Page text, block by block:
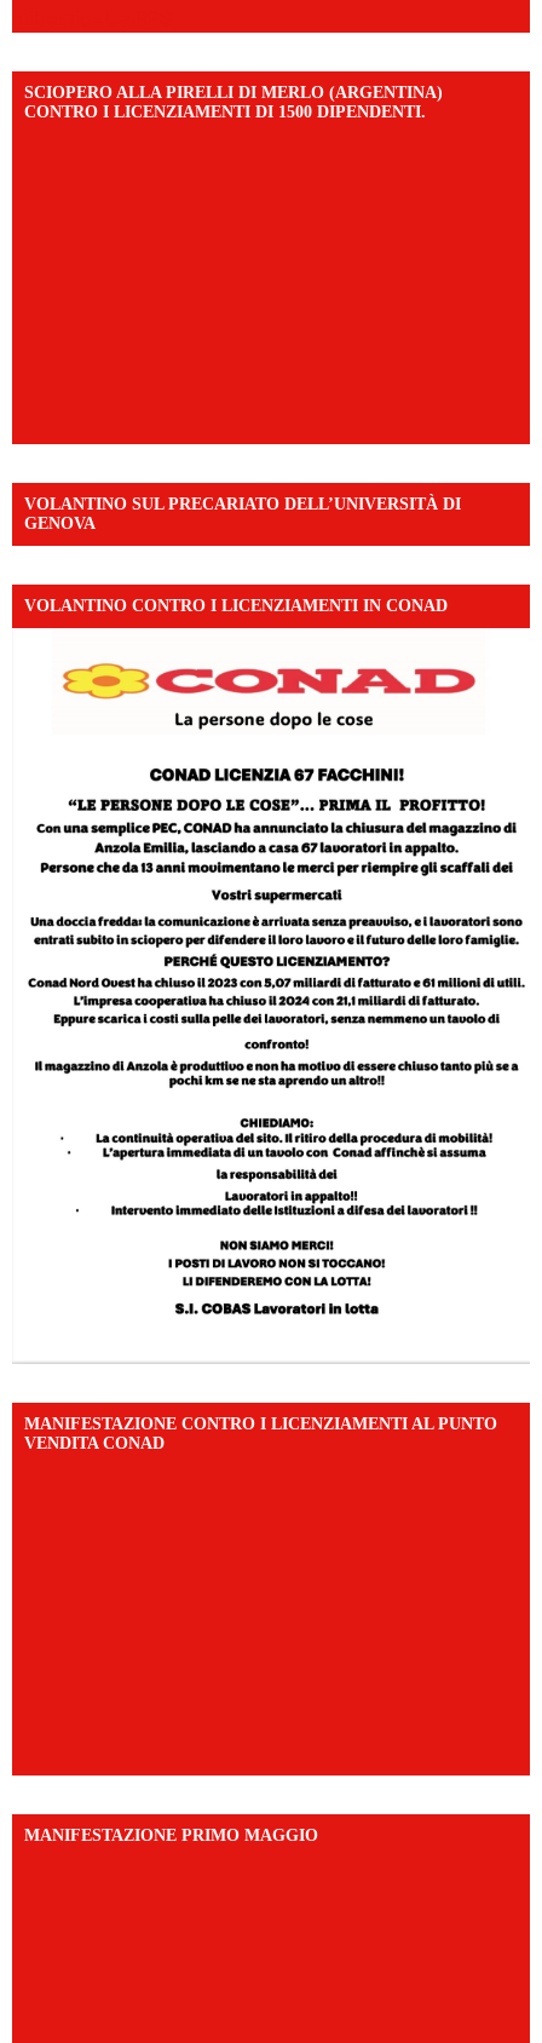
SCIOPERO ALLA PIRELLI DI MERLO (ARGENTINA)
CONTRO I LICENZIAMENTI DI 1500 DIPENDENTI.
VOLANTINO SUL PRECARIATO DELL’UNIVERSITÀ DI
GENOVA
VOLANTINO CONTRO I LICENZIAMENTI IN CONAD
MANIFESTAZIONE CONTRO I LICENZIAMENTI AL PUNTO
VENDITA CONAD
MANIFESTAZIONE PRIMO MAGGIO